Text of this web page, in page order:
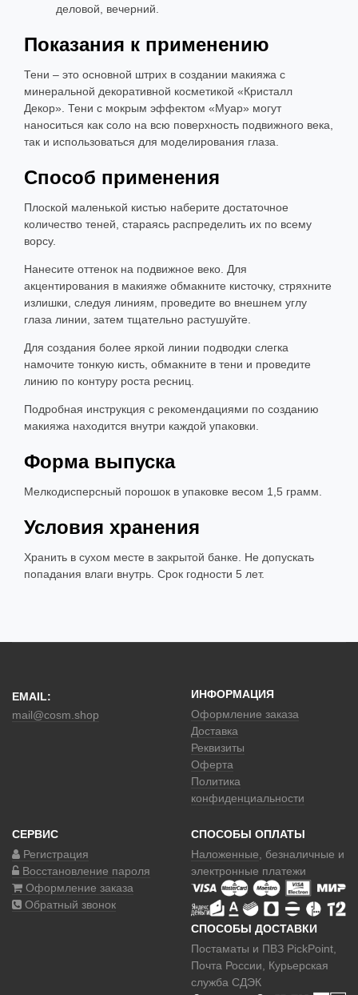
деловой, вечерний.
Показания к применению
Тени – это основной штрих в создании макияжа с
минеральной декоративной косметикой «Кристалл
Декор». Тени с мокрым эффектом «Муар» могут
наноситься как соло на всю поверхность подвижного века,
так и использоваться для моделирования глаза.
Способ применения
Плоской маленькой кистью наберите достаточное
количество теней, стараясь распределить их по всему
ворсу.
Нанесите оттенок на подвижное веко. Для
акцентирования в макияже обмакните кисточку, стряхните
излишки, следуя линиям, проведите во внешнем углу
глаза линии, затем тщательно растушуйте.
Для создания более яркой линии подводки слегка
намочите тонкую кисть, обмакните в тени и проведите
линию по контуру роста ресниц.
Подробная инструкция с рекомендациями по созданию
макияжа находится внутри каждой упаковки.
Форма выпуска
Мелкодисперсный порошок в упаковке весом 1,5 грамм.
Условия хранения
Хранить в сухом месте в закрытой банке. Не допускать
попадания влаги внутрь. Срок годности 5 лет.
EMAIL:
mail@cosm.shop
ИНФОРМАЦИЯ
Оформление заказа
Доставка
Реквизиты
Оферта
Политика
конфиденциальности
СЕРВИС
Регистрация
Восстановление пароля
Оформление заказа
Обратный звонок
СПОСОБЫ ОПЛАТЫ
Наложенные , безналичные и
электронные платежи
СПОСОБЫ ДОСТАВКИ
Постаматы и ПВЗ PickPoint,
Почта России, Курьерская
служба СДЭК